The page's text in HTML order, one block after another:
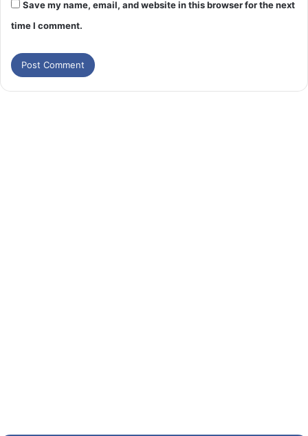
Save my name, email, and website in this browser for the next
time I comment.